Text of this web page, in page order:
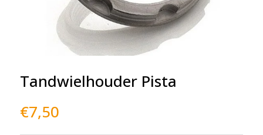
Tandwielhouder Pista
€7,50